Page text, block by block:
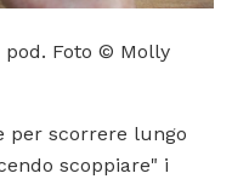
pod. Foto © Molly
per scorrere lungo
scoppiare" i